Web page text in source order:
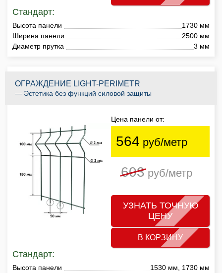
Стандарт:
Высота панели
1730 мм
Ширина панели
2500 мм
Диаметр прутка
3 мм
ОГРАЖДЕНИЕ LIGHT-PERIMETR
— Эстетика без функций силовой защиты
Цена панели от:
564 руб/метр
603руб/метр
УЗНАТЬ ТОЧНУЮ
ЦЕНУ
В КОРЗИНУ
Стандарт:
Высота панели
1530 мм, 1730 мм